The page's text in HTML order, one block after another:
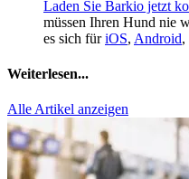
Laden Sie Barkio jetzt
müssen Ihren Hund nie
es sich füriOS, Android,
Weiterlesen...
Alle Artikel anzeigen